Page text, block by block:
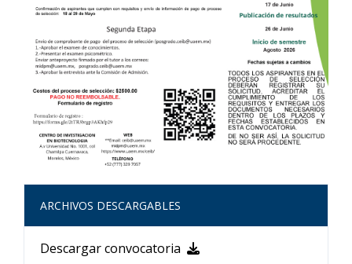
ARCHIVOS DESCARGABLES
Descargar convocatoria